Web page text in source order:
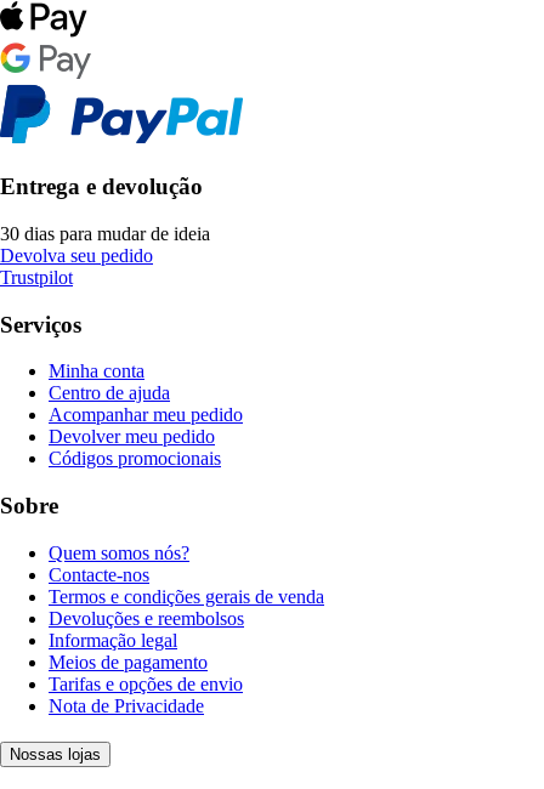
Entrega e devolução
30 dias para mudar de ideia
Devolva seu pedido
Trustpilot
Serviços
Minha conta
Centro de ajuda
Acompanhar meu pedido
Devolver meu pedido
Códigos promocionais
Sobre
Quem somos nós?
Contacte-nos
Termos e condições gerais de venda
Devoluções e reembolsos
Informação legal
Meios de pagamento
Tarifas e opções de envio
Nota de Privacidade
Nossas lojas